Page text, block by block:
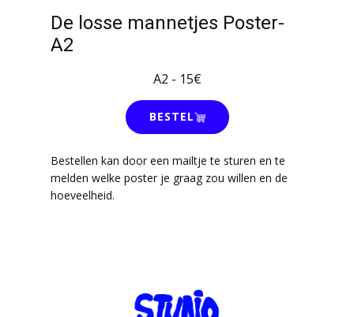
De losse mannetjes Poster-
A2
A2 - 15€
BESTEL
Bestellen kan door een mailtje te sturen en te
melden welke poster je graag zou willen en de
hoeveelheid.